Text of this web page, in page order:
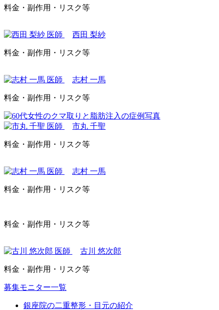
料金・副作用・リスク等
西田 梨紗
料金・副作用・リスク等
志村 一馬
料金・副作用・リスク等
市丸 千聖
料金・副作用・リスク等
志村 一馬
料金・副作用・リスク等
料金・副作用・リスク等
古川 悠次郎
料金・副作用・リスク等
募集モニター一覧
銀座院の二重整形・目元の紹介